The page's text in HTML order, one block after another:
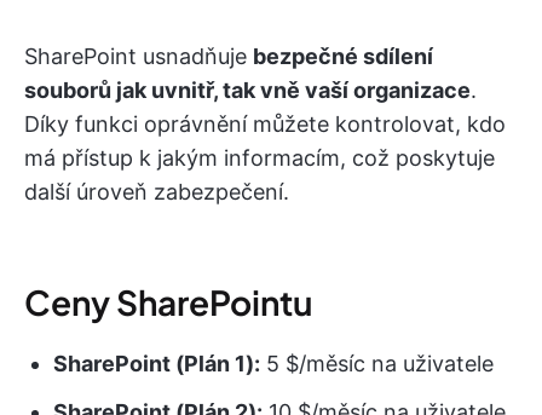
SharePoint usnadňuje bezpečné sdílení
souborů jak uvnitř, tak vně vaší organizace.
Díky funkci oprávnění můžete kontrolovat, kdo
má přístup k jakým informacím, což poskytuje
další úroveň zabezpečení.
Ceny SharePointu
SharePoint (Plán 1): 5 $/měsíc na uživatele